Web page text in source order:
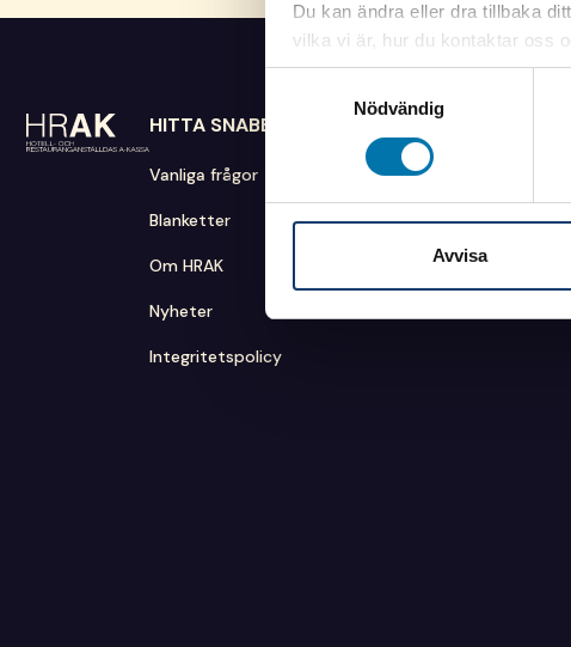
Du kan ändra eller dra tillbaka
vilka vi är, hur du kontaktar oss
du kontaktade oss gällande ditt
nere till vänster på sidan.
Nödvändig
Avvisa
HITTA SNABBT
Vanliga frågor
Blanketter
Om HRAK
Nyheter
Integritetspolicy
SKICKA HANDLINGAR
FE 22
938 88 Arjeplog
Måndag
Tisdag,